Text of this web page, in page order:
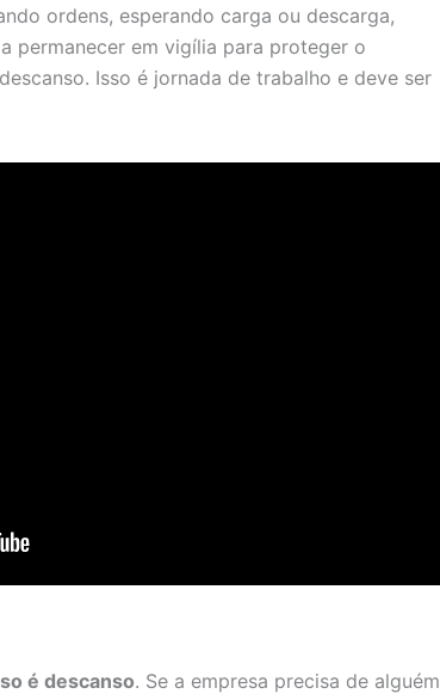
ordens, esperando carga ou descarga,
permanecer em vigília para proteger o
Isso é jornada de trabalho e deve ser
é descanso. Se a empresa precisa de alguém